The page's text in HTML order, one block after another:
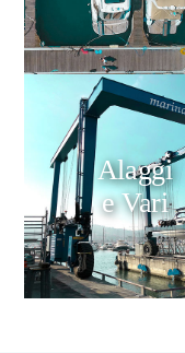
Alaggi
e Vari